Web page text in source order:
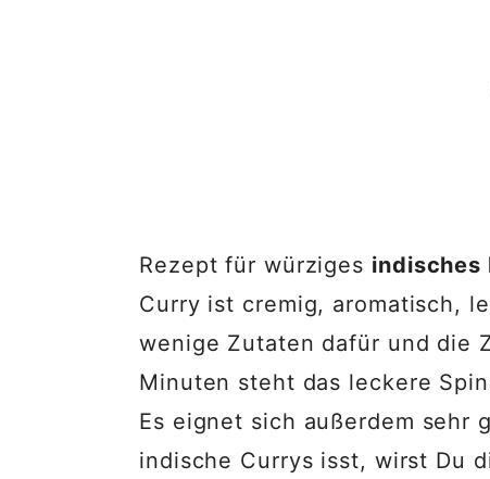
Rezept für würziges indisches
Curry ist cremig, aromatisch,
wenige Zutaten dafür und die
Minuten steht das leckere
Es eignet sich außerdem sehr
indische Currys isst, wirst Du